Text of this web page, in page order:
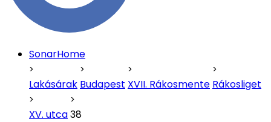
SonarHome
Lakásárak Budapest XVII. Rákosmente Rákosliget
XV. utca38